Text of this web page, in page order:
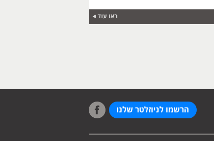
ראו עוד
הרשמו לניוזלטר שלנו